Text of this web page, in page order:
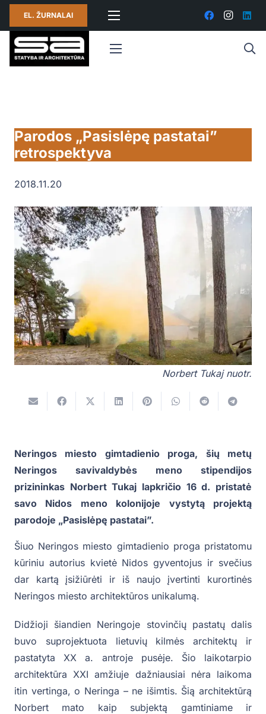
EL. ŽURNALAI
Parodos „Pasislėpę pastatai”
retrospektyva
2018.11.20
Norbert Tukaj nuotr.
Neringos miesto gimtadienio proga, šių metų
Neringos savivaldybės meno stipendijos
prizininkas Norbert Tukaj lapkričio 16 d. pristatė
savo Nidos meno kolonijoje vystytą projektą
parodoje „Pasislėpę pastatai”.
Šiuo Neringos miesto gimtadienio proga pristatomu
kūriniu autorius kvietė Nidos gyventojus ir svečius
dar kartą įsižiūrėti ir iš naujo įvertinti kurortinės
Neringos miesto architektūros unikalumą.
Didžioji šiandien Neringoje stovinčių pastatų dalis
buvo suprojektuota lietuvių kilmės architektų ir
pastatyta XX a. antroje pusėje. Šio laikotarpio
architektūra XXI amžiuje dažniausiai nėra laikoma
itin vertinga, o Neringa – ne išimtis. Šią architektūrą
Norbert mato kaip subjektą gamtiniame ir